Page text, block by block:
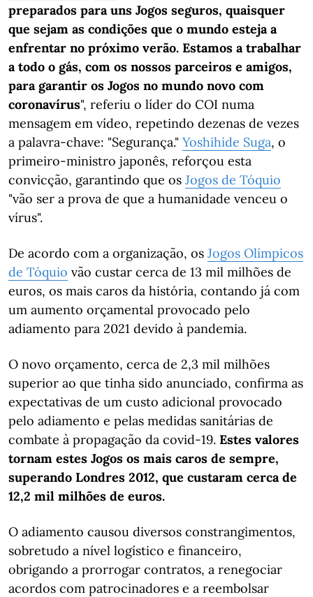
preparados para uns Jogos seguros, quaisquer
que sejam as condições que o mundo esteja a
enfrentar no próximo verão. Estamos a trabalhar
a todo o gás, com os nossos parceiros e amigos,
para garantir os Jogos no mundo novo com
coronavírus", referiu o líder do COI numa
mensagem em vídeo, repetindo dezenas de vezes
a palavra-chave: "Segurança." Yoshihide Suga, o
primeiro-ministro japonês, reforçou esta
convicção, garantindo que os Jogos de Tóquio
"vão ser a prova de que a humanidade venceu o
vírus".
De acordo com a organização, os Jogos Olímpicos
de Tóquio vão custar cerca de 13 mil milhões de
euros, os mais caros da história, contando já com
um aumento orçamental provocado pelo
adiamento para 2021 devido à pandemia.
O novo orçamento, cerca de 2,3 mil milhões
superior ao que tinha sido anunciado, confirma as
expectativas de um custo adicional provocado
pelo adiamento e pelas medidas sanitárias de
combate à propagação da covid-19. Estes valores
tornam estes Jogos os mais caros de sempre,
superando Londres 2012, que custaram cerca de
12,2 mil milhões de euros.
O adiamento causou diversos constrangimentos,
sobretudo a nível logístico e financeiro,
obrigando a prorrogar contratos, a renegociar
acordos com patrocinadores e a reembolsar